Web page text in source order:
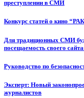
преступлении в СМИ
Конкурс статей о кино
Для традиционных СМИ
посещаемость своего
Руководство по
Эксперт: Новый
журналистов